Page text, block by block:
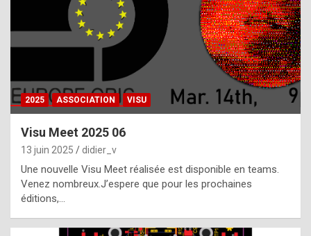
a
t
t
e
2025 ASSOCIATION VISU
Visu Meet 2025 06
13 juin 2025 didier_v
Une nouvelle Visu Meet réalisée est disponible en teams.
Venez nombreux.J’espere que pour les prochaines
éditions,…